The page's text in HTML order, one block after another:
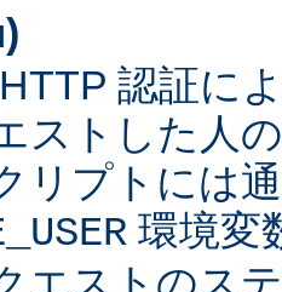
)
認証に
ストした人
リプトには
環境変
エストのス